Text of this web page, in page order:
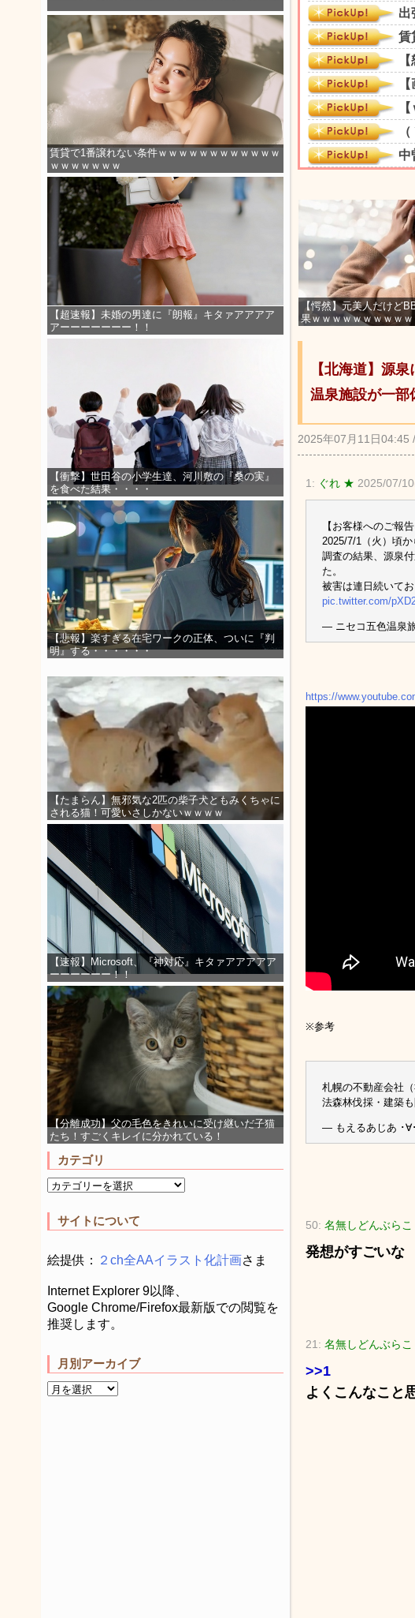
賃貸で1番譲れない条件ｗｗｗｗｗｗｗｗｗｗｗｗ
ｗｗｗｗｗｗｗ
【超速報】未婚の男達に『朗報』キタァアアアア
アーーーーーーー！！
【衝撃】世田谷の小学生達、河川敷の『桑の実』
を食べた結果・・・・
【悲報】楽すぎる在宅ワークの正体、ついに『判
明』する・・・・・・
【たまらん】無邪気な2匹の柴子犬ともみくちゃに
される猫！可愛いさしかないｗｗｗｗ
【速報】Microsoft、『神対応』キタァアアアアア
ーーーーーー！！
【分離成功】父の毛色をきれいに受け継いだ子猫
たち！すごくキレイに分かれている！
カテゴリ
サイトについて
絵提供： ２ch全AAイラスト化計画さま
Internet Explorer 9以降、
Google Chrome/Firefox最新版での閲覧を
推奨します。
月別アーカイブ
【愕然】元美人だけど
果ｗｗｗｗｗｗｗｗｗｗ
【北海道】源
温泉施設が一部
2025年07月11日04:45
1: ぐれ ★ 2025/07/
【お客様へのご報告
2025/7/1（火）頃
調査の結果、源泉
た。
被害は連日続いて
pic.twitter.com/
— ニセコ五色温泉
https://
※参考
札幌の不動産会社
法森林伐採・建築
— もえるあじあ ･∀
50: 名無しどんぶらこ
発想がすごいな
21: 名無しどんぶらこ
>>1
よくこんなこと